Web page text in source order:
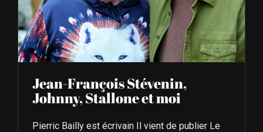
Jean-François Stévenin,
Johnny, Stallone et moi
Pierric Bailly est écrivain Il vient de publier Le